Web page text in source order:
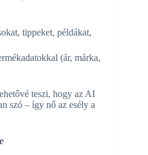
tippeket, példákat,
(ár, márka,
teszi, hogy az AI
szó – így nő az esély a